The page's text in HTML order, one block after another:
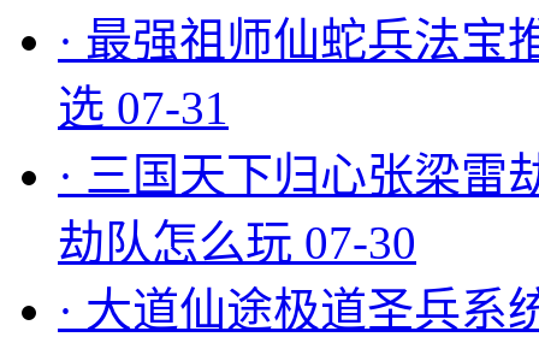
· 最强祖师仙蛇兵法宝
选 07-31
· 三国天下归心张梁雷
劫队怎么玩 07-30
· 大道仙途极道圣兵系